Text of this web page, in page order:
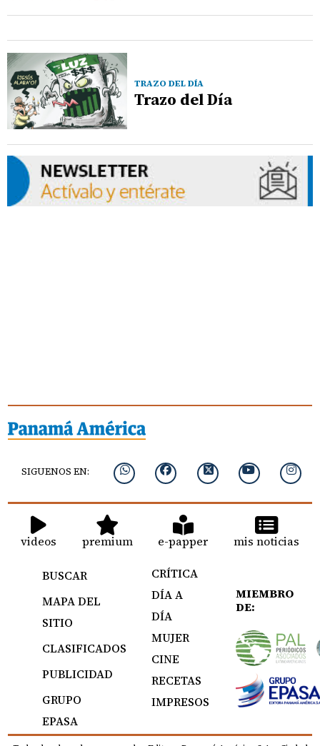
TRAZO DEL DÍA
Trazo del Día
SIGUENOS EN:
videos premium e-papper mis noticias
BUSCAR
MAPA DEL
SITIO
CLASIFICADOS
PUBLICIDAD
GRUPO
EPASA
CRÍTICA
DÍA A
DÍA
MUJER
CINE
RECETAS
IMPRESOS
MIEMBRO
DE: